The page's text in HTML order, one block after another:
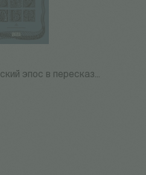
эпос в пересказ...